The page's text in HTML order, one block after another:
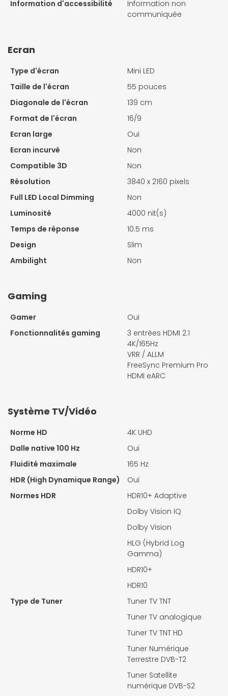
Information d'accessibilité
Information non
communiquée
Ecran
Type d'écran
Mini LED
Taille de l'écran
55 pouces
Diagonale de l'écran
139 cm
Format de l'écran
16/9
Ecran large
Oui
Ecran incurvé
Non
Compatible 3D
Non
Résolution
3840 x 2160 pixels
Full LED Local Dimming
Non
Luminosité
4000 nit(s)
Temps de réponse
10.5 ms
Design
Slim
Ambilight
Non
Gaming
Gamer
Oui
Fonctionnalités gaming
3 entrées HDMI 2.1
4K/165Hz
VRR / ALLM
FreeSync Premium Pro
HDMI eARC
Système TV/Vidéo
Norme HD
4K UHD
Dalle native 100 Hz
Oui
Fluidité maximale
165 Hz
HDR (High Dynamique Range)
Oui
Normes HDR
HDR10+ Adaptive
Dolby Vision IQ
Dolby Vision
HLG (Hybrid Log
Gamma)
HDR10+
HDR10
Type de Tuner
Tuner TV TNT
Tuner TV analogique
Tuner TV TNT HD
Tuner Numérique
Terrestre DVB-T2
Tuner Satellite
numérique DVB-S2